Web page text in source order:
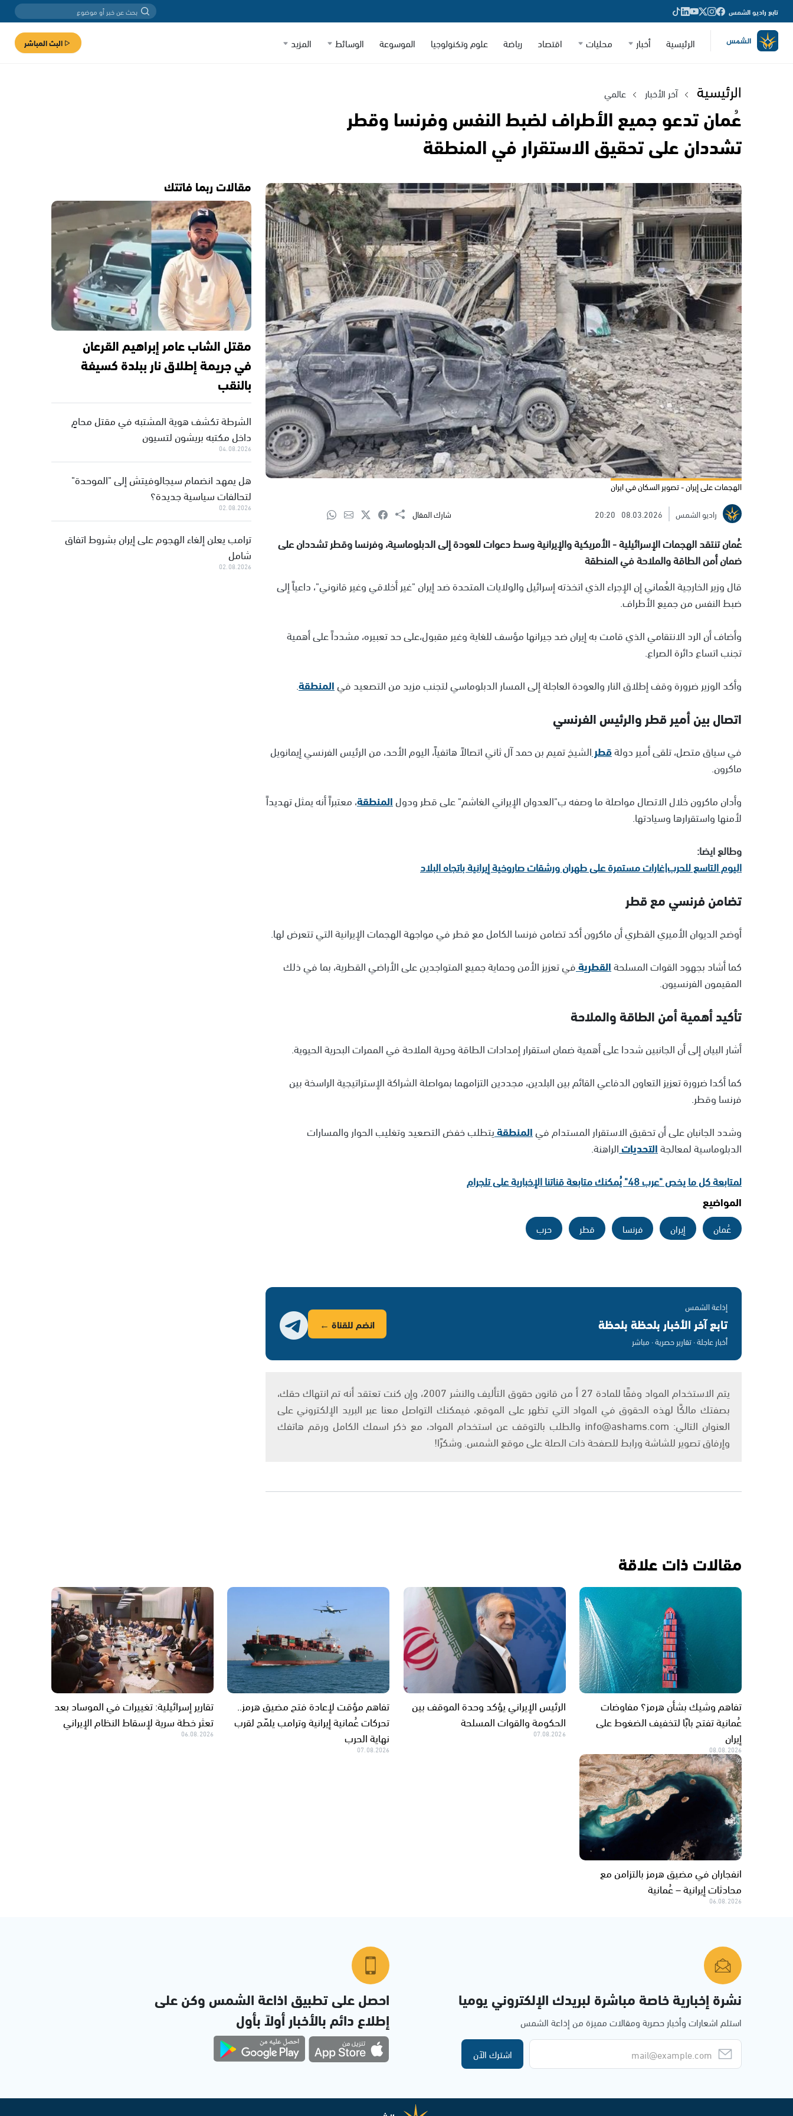
تابع راديو الشمس
الرئيسية أخبار محليات اقتصاد رياضة علوم وتكنولوجيا الموسوعة الوسائط المزيد البث المباشر
الرئيسية آخر الأخبار عالمي
عُمان تدعو جميع الأطراف لضبط النفس وفرنسا وقطر
تشددان على تحقيق الاستقرار في المنطقة
الهجمات على إيران - تصوير السكان في ايران
راديو الشمس
08.03.2026
20:20 شارك المقال
عُمان تنتقد الهجمات الإسرائيلية - الأمريكية والإيرانية وسط دعوات للعودة إلى الدبلوماسية، وفرنسا وقطر تشددان على
ضمان أمن الطاقة والملاحة في المنطقة
قال وزير الخارجية العُماني إن الإجراء الذي اتخذته إسرائيل والولايات المتحدة ضد إيران "غير أخلاقي وغير قانوني"، داعياً إلى
ضبط النفس من جميع الأطراف.
وأضاف أن الرد الانتقامي الذي قامت به إيران ضد جيرانها مؤسف للغاية وغير مقبول،على حد تعبيره، مشدداً على أهمية
تجنب اتساع دائرة الصراع.
وأكد الوزير ضرورة وقف إطلاق النار والعودة العاجلة إلى المسار الدبلوماسي لتجنب مزيد من التصعيد فيالمنطقة.
اتصال بين أمير قطر والرئيس الفرنسي
في سياق متصل، تلقى أمير دولةقطر الشيخ تميم بن حمد آل ثاني اتصالاً هاتفياً، اليوم الأحد، من الرئيس الفرنسي إيمانويل
ماكرون.
وأدان ماكرون خلال الاتصال مواصلة ما وصفه ب"العدوان الإيراني الغاشم" على قطر ودولالمنطقة، معتبراً أنه يمثل تهديداً
لأمنها واستقرارها وسيادتها.
وطالع ايضا:
اليوم التاسع للحرب|غارات مستمرة على طهران ورشقات صاروخية إيرانية باتجاه البلاد
تضامن فرنسي مع قطر
أوضح الديوان الأميري القطري أن ماكرون أكد تضامن فرنسا الكامل مع قطر في مواجهة الهجمات الإيرانية التي تتعرض لها.
كما أشاد بجهود القوات المسلحةالقطريةفي تعزيز الأمن وحماية جميع المتواجدين على الأراضي القطرية، بما في ذلك
المقيمون الفرنسيون.
تأكيد أهمية أمن الطاقة والملاحة
أشار البيان إلى أن الجانبين شددا على أهمية ضمان استقرار إمدادات الطاقة وحرية الملاحة في الممرات البحرية الحيوية.
كما أكدا ضرورة تعزيز التعاون الدفاعي القائم بين البلدين، مجددين التزامهما بمواصلة الشراكة الإستراتيجية الراسخة بين
فرنسا وقطر.
وشدد الجانبان على أن تحقيق الاستقرار المستدام فيالمنطقةيتطلب خفض التصعيد وتغليب الحوار والمسارات
الدبلوماسية لمعالجةالتحدياتالراهنة.
لمتابعة كل ما يخص "عرب 48" يُمكنك متابعة قناتنا الإخبارية على تلجرام
المواضيع
عُمان إيران فرنسا قطر حرب
إذاعة الشمس
تابع آخر الأخبار بلحظة بلحظة
أخبار عاجلة · تقارير حصرية · مباشر
انضم للقناة ←
يتم الاستخدام المواد وفقًا للمادة 27 أ من قانون حقوق التأليف والنشر 2007، وإن كنت تعتقد أنه تم انتهاك حقك،
بصفتك مالكًا لهذه الحقوق في المواد التي تظهر على الموقع، فيمكنك التواصل معنا عبر البريد الإلكتروني على
العنوان التالي: info@ashams.com والطلب بالتوقف عن استخدام المواد، مع ذكر اسمك الكامل ورقم هاتفك
وإرفاق تصوير للشاشة ورابط للصفحة ذات الصلة على موقع الشمس. وشكرًا!
مقالات ربما فاتتك
مقتل الشاب عامر إبراهيم القرعان
في جريمة إطلاق نار ببلدة كسيفة
بالنقب
الشرطة تكشف هوية المشتبه في مقتل محامٍ
داخل مكتبه بريشون لتسيون
04.08.2026
هل يمهد انضمام سيجالوفيتش إلى "الموحدة"
لتحالفات سياسية جديدة؟
02.08.2026
ترامب يعلن إلغاء الهجوم على إيران بشروط اتفاق
شامل
02.08.2026
مقالات ذات علاقة
تفاهم وشيك بشأن هرمز؟ مفاوضات
عُمانية تفتح بابًا لتخفيف الضغوط على
إيران
08.08.2026
الرئيس الإيراني يؤكد وحدة الموقف بين
الحكومة والقوات المسلحة
07.08.2026
تفاهم مؤقت لإعادة فتح مضيق هرمز..
تحركات عُمانية إيرانية وترامب يلمّح لقرب
نهاية الحرب
07.08.2026
تقارير إسرائيلية: تغييرات في الموساد بعد
تعثر خطة سرية لإسقاط النظام الإيراني
06.08.2026
انفجاران في مضيق هرمز بالتزامن مع
محادثات إيرانية – عُمانية
06.08.2026
نشرة إخبارية خاصة مباشرة لبريدك الإلكتروني يوميا
استلم اشعارات وأخبار حصرية ومقالات مميزة من إذاعة الشمس
اشترك الآن
احصل على تطبيق اذاعة الشمس وكن على
إطلاع دائم بالأخبار أولاً بأول